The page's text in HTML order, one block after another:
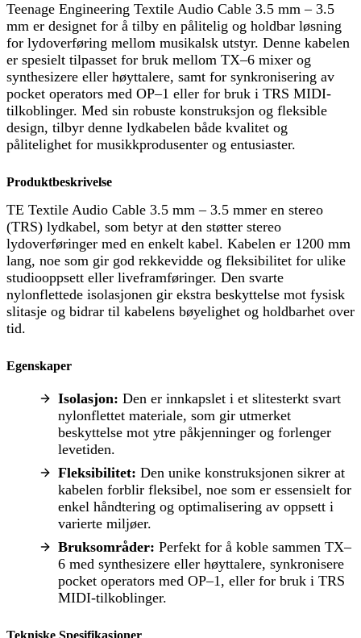
Teenage Engineering Textile Audio Cable 3.5 mm – 3.5
mm er designet for å tilby en pålitelig og holdbar løsning
for lydoverføring mellom musikalsk utstyr. Denne kabelen
er spesielt tilpasset for bruk mellom TX–6 mixer og
synthesizere eller høyttalere, samt for synkronisering av
pocket operators med OP–1 eller for bruk i TRS MIDI-
tilkoblinger. Med sin robuste konstruksjon og fleksible
design, tilbyr denne lydkabelen både kvalitet og
pålitelighet for musikkprodusenter og entusiaster.
Produktbeskrivelse
TE Textile Audio Cable 3.5 mm – 3.5 mmer en stereo
(TRS) lydkabel, som betyr at den støtter stereo
lydoverføringer med en enkelt kabel. Kabelen er 1200 mm
lang, noe som gir god rekkevidde og fleksibilitet for ulike
studiooppsett eller liveframføringer. Den svarte
nylonflettede isolasjonen gir ekstra beskyttelse mot fysisk
slitasje og bidrar til kabelens bøyelighet og holdbarhet over
tid.
Egenskaper
Isolasjon: Den er innkapslet i et slitesterkt svart
nylonflettet materiale, som gir utmerket
beskyttelse mot ytre påkjenninger og forlenger
levetiden.
Fleksibilitet: Den unike konstruksjonen sikrer at
kabelen forblir fleksibel, noe som er essensielt for
enkel håndtering og optimalisering av oppsett i
varierte miljøer.
Bruksområder: Perfekt for å koble sammen TX–
6 med synthesizere eller høyttalere, synkronisere
pocket operators med OP–1, eller for bruk i TRS
MIDI-tilkoblinger.
Tekniske Spesifikasjoner